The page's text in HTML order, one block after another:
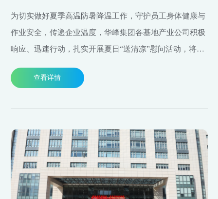
为切实做好夏季高温防暑降温工作，守护员工身体健康与
作业安全，传递企业温度，华峰集团各基地产业公司积极
响应、迅速行动，扎实开展夏日“送清凉”慰问活动，将丝
默奉献的一线员工致以诚挚的敬意与暖心问候。
查看详情